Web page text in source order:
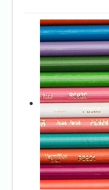
Αρχική
ΔΠΕ
Τμήμα Α'
Τμήμα Β'
Τμήμα Γ'
Τμήμα Δ'
Τμήμα E'
Επικοινωνία